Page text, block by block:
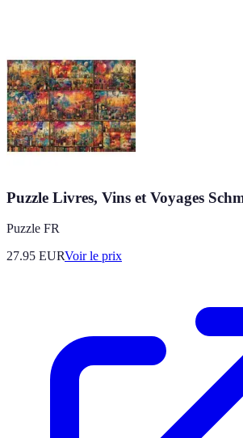
Puzzle Livres, Vins et Voyages
Puzzle FR
27.95 EURVoir le prix